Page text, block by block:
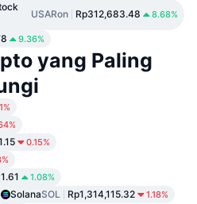
USARon Rp312,683.48 8.68%
9.36%
yang Paling
0.15%
1.08%
SolanaSOL Rp1,314,115.32 1.18%